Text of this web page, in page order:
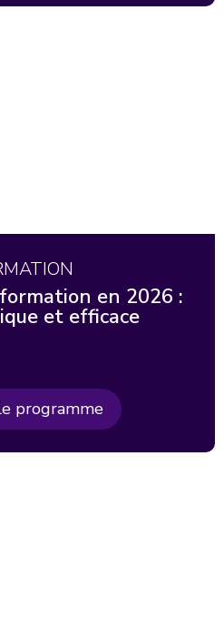
en 2026 :
et efficace
programme